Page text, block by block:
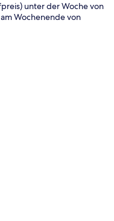
unter der Woche von
Wochenende von